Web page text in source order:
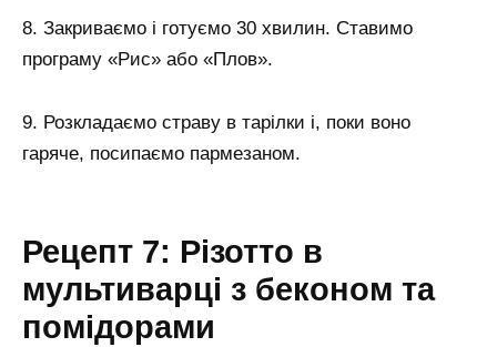
8. Закриваємо і готуємо 30 хвилин. Ставимо
програму «Рис» або «Плов».
9. Розкладаємо страву в тарілки і, поки воно
гаряче, посипаємо пармезаном.
Рецепт 7: Різотто в
мультиварці з беконом та
помідорами